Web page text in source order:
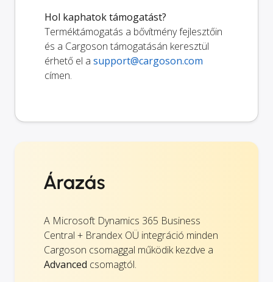
Hol kaphatok támogatást?
Terméktámogatás a bővítmény fejlesztőin
és a Cargoson támogatásán keresztül
érhető el a support@cargoson.com
címen.
Árazás
A Microsoft Dynamics 365 Business
Central + Brandex OÜ integráció minden
Cargoson csomaggal működik kezdve a
Advanced csomagtól.